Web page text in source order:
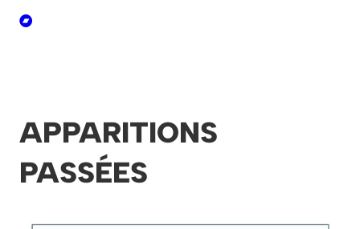
APPARITIONS
PASSÉES